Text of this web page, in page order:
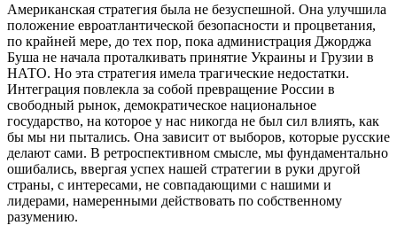
Американская стратегия была не безуспешной. Она улучшила
положение евроатлантической безопасности и процветания,
по крайней мере, до тех пор, пока администрация Джорджа
Буша не начала проталкивать принятие Украины и Грузии в
НАТО. Но эта стратегия имела трагические недостатки.
Интеграция повлекла за собой превращение России в
свободный рынок, демократическое национальное
государство, на которое у нас никогда не был сил влиять, как
бы мы ни пытались. Она зависит от выборов, которые русские
делают сами. В ретроспективном смысле, мы фундаментально
ошибались, ввергая успех нашей стратегии в руки другой
страны, с интересами, не совпадающими с нашими и
лидерами, намеренными действовать по собственному
разумению.